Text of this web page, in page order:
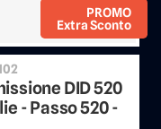
PROMO
Extra Sconto
Sconto 25%
DID 520
- Passo 520 -